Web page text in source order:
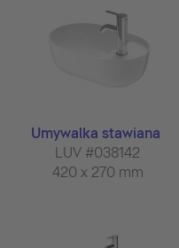
Umywalka stawiana
LUV #038142
420 x 270 mm